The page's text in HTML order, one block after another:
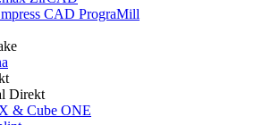
CAD PrograMill
Direkt
& Cube ONE